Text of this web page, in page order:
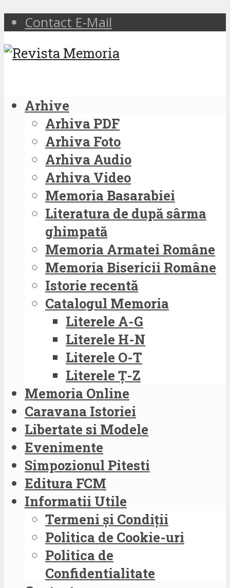
Contact E-Mail
Arhive
Arhiva PDF
Arhiva Foto
Arhiva Audio
Arhiva Video
Memoria Basarabiei
Literatura de după sârma
ghimpată
Memoria Armatei Române
Memoria Bisericii Române
Istorie recentă
Catalogul Memoria
Literele A-G
Literele H-N
Literele O-T
Literele Ț-Z
Memoria Online
Caravana Istoriei
Libertate si Modele
Evenimente
Simpozionul Pitesti
Editura FCM
Informatii Utile
Termeni și Condiții
Politica de Cookie-uri
Politica de
Confidentialitate